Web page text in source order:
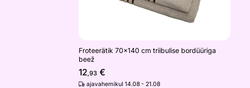
Froteerätik 70x140 cm triibulise bordüüriga
beež
12,93 €
ajavahemikul 14.08 - 21.08